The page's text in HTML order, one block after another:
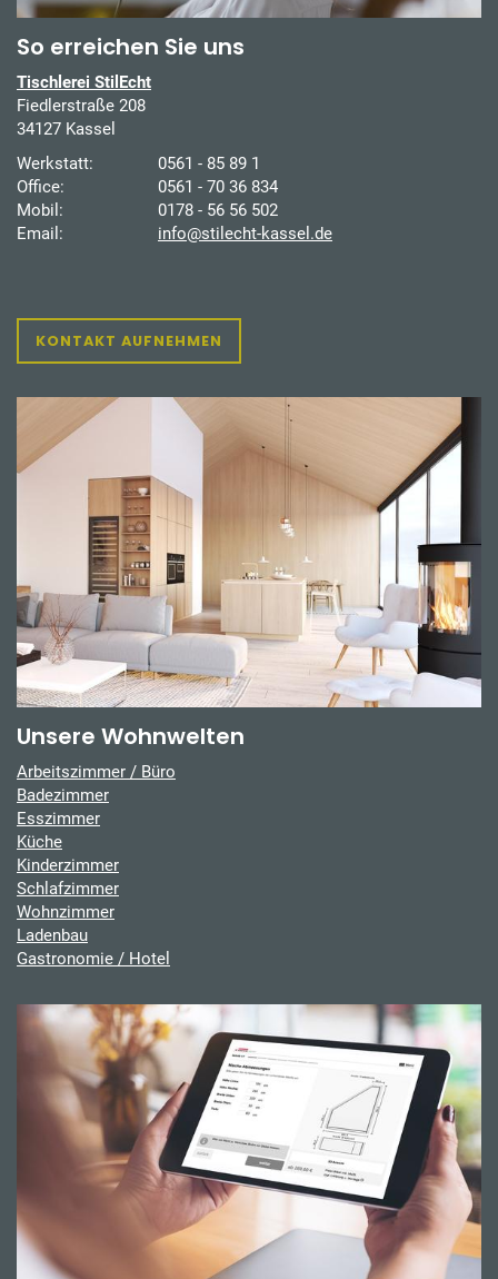
So erreichen Sie uns
Tischlerei StilEcht
Fiedlerstraße 208
34127 Kassel
Werkstatt:
0561 - 85 89 1
Office:
0561 - 70 36 834
Mobil:
0178 - 56 56 502
Email:
info@stilecht-kassel.de
KONTAKT AUFNEHMEN
Unsere Wohnwelten
Arbeitszimmer / Büro
Badezimmer
Esszimmer
Küche
Kinderzimmer
Schlafzimmer
Wohnzimmer
Ladenbau
Gastronomie / Hotel